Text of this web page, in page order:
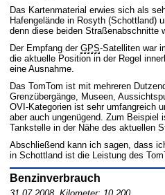
Das Kartenmaterial erwies sich als
Hafengelände in Rosyth (Schottland)
denn diese beiden Straßenabschnitte
Der Empfang der GPS-Satelliten war
die aktuelle Position in der Regel
eine Ausnahme.
Das TomTom ist mit mehreren
Grenzübergänge, Museen,
OVI-Kategorien ist sehr umfangreich
aber auch ungenügend. Zum
Tankstelle in der Nähe des aktuellen
Abschließend kann ich sagen, dass
in Schottland ist die Leistung des
Benzinverbrauch